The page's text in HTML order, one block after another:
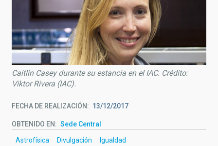
Caitlin Casey durante su estancia en el IAC. Crédito:
Viktor Rivera (IAC).
FECHA DE REALIZACIÓN 13/12/2017
OBTENIDO EN Sede Central
Astrofísica Divulgación
Igualdad